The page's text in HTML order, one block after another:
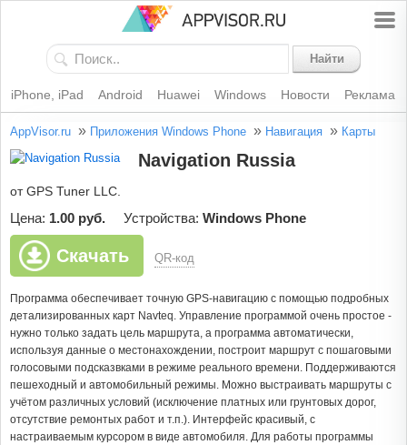
Найти
iPhone, iPad Android Huawei Windows Новости Реклама
AppVisor.ru » Приложения Windows Phone » Навигация » Карты
Navigation Russia
от GPS Tuner LLC.
Цена: 1.00 руб. Устройства: Windows Phone
Скачать QR-код
Программа обеспечивает точную GPS-навигацию с помощью подробных
детализированных карт Navteq. Управление программой очень простое -
нужно только задать цель маршрута, а программа автоматически,
используя данные о местонахождении, построит маршрут с пошаговыми
голосовыми подсказвками в режиме реального времени. Поддерживаются
пешеходный и автомобильный режимы. Можно выстраивать маршруты с
учётом различных условий (исключение платных или грунтовых дорог,
отсутствие ремонтых работ и т.п.). Интерфейс красивый, с
настраиваемым курсором в виде автомобиля. Для работы программы